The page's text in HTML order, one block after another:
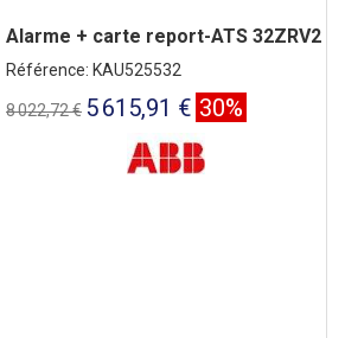
Alarme + carte report-ATS 32ZRV2
Référence: KAU525532
8 022,72 € 5 615,91 € 30%